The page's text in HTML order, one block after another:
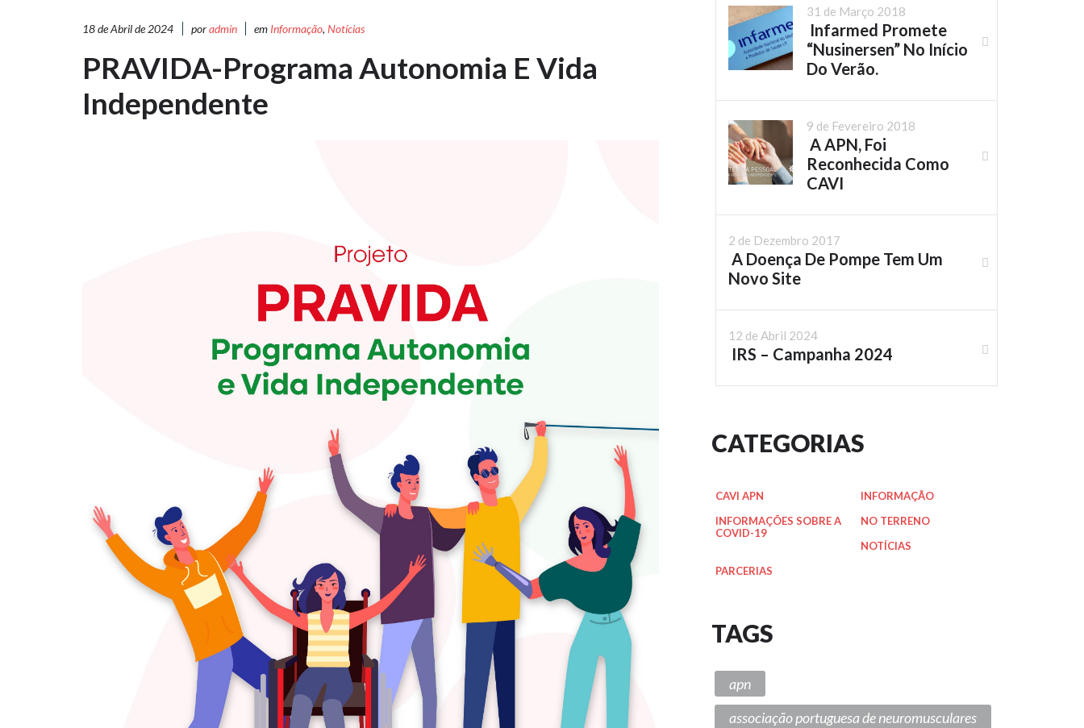
18 de Abril de 2024 poradmin em Informação, Notícias
PRAVIDA-Programa Autonomia E Vida
Independente
31 de Março 2018
Infarmed Promete
“Nusinersen” No Início
Do Verão.
9 de Fevereiro 2018
A APN, Foi
Reconhecida Como
CAVI
2 de Dezembro 2017
A Doença De Pompe Tem Um
Novo Site
12 de Abril 2024
IRS – Campanha 2024
CATEGORIAS
CAVI APN
INFORMAÇÃO
INFORMAÇÕES SOBRE A
COVID-19
NO TERRENO
NOTÍCIAS
PARCERIAS
TAGS
apn
associação portuguesa de neuromusculares